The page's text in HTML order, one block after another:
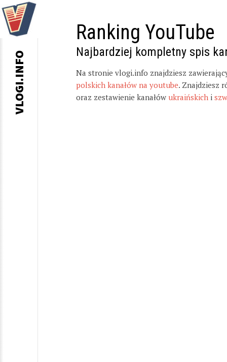
Ranking YouTube
Najbardziej kompletny spis
Na stronie vlogi.info znajdziesz
polskich kanałów na youtube. Znajdziesz
oraz zestawienie kanałów ukraińskich i
VLOGI.INFO